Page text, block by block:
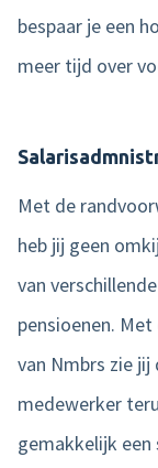
bespaar je een
meer tijd over
Met de
heb jij geen
van
pensioenen.
van Nmbrs zie
medewerker
gemakkelijk